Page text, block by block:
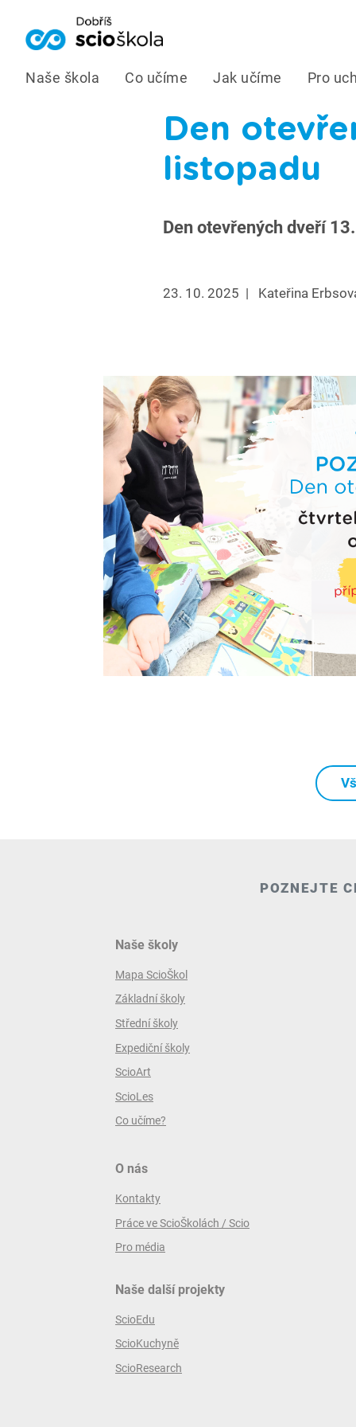
Naše škola Co učíme Jak učíme Pro
Den
listopadu
Den otevřených dveří
23. 10. 2025 | Kateřina
POZNEJTE
Naše školy
Mapa ScioŠkol
Základní školy
Střední školy
Expediční školy
ScioArt
ScioLes
Co učíme?
O nás
Kontakty
Práce ve ScioŠkolách / Scio
Pro média
Naše další projekty
ScioEdu
ScioKuchyně
ScioResearch